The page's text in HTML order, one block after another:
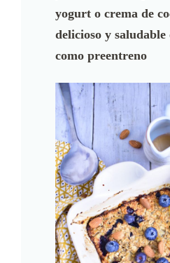
yogurt o crema de
delicioso y saludable
como preentreno